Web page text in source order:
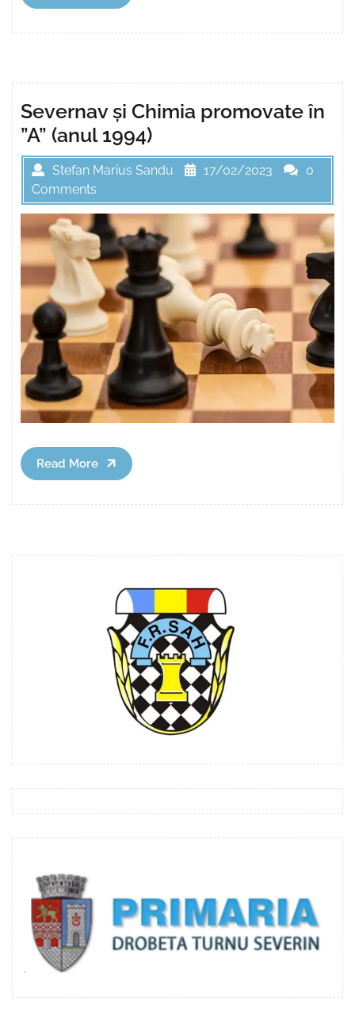
More
Severnav și Chimia promovate în
”A” (anul 1994)
Stefan Marius Sandu 17/02/2023
0
Comments
Read More
Read
More